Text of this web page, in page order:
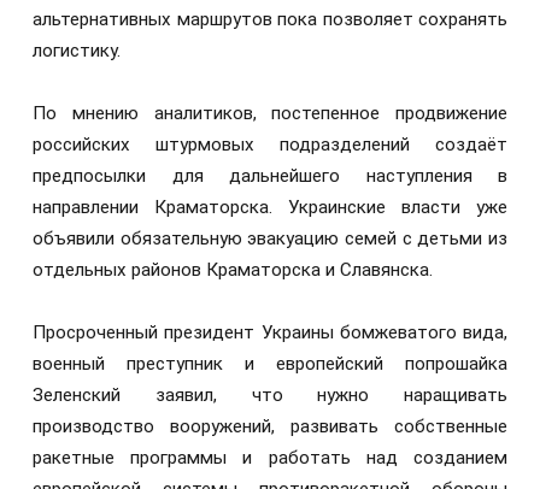
альтернативных маршрутов пока позволяет сохранять
логистику.
По мнению аналитиков, постепенное продвижение
российских штурмовых подразделений создаёт
предпосылки для дальнейшего наступления в
направлении Краматорска. Украинские власти уже
объявили обязательную эвакуацию семей с детьми из
отдельных районов Краматорска и Славянска.
Просроченный президент Украины бомжеватого вида,
военный преступник и европейский попрошайка
Зеленский заявил, что нужно наращивать
производство вооружений, развивать собственные
ракетные программы и работать над созданием